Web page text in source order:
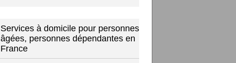
Services à domicile pour personnes
âgées, personnes dépendantes en
France